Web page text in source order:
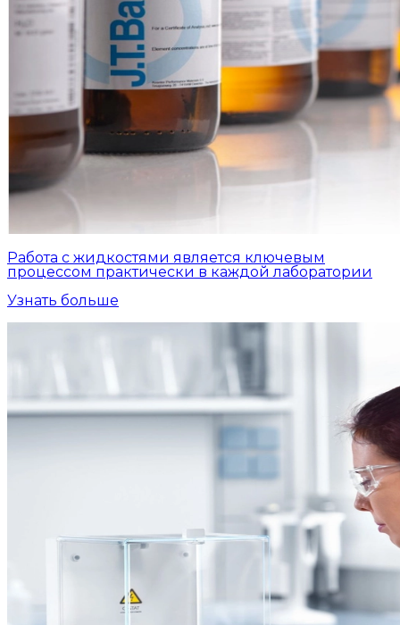
Работа с жидкостями является ключевым
процессом практически в каждой лаборатории
Узнать больше